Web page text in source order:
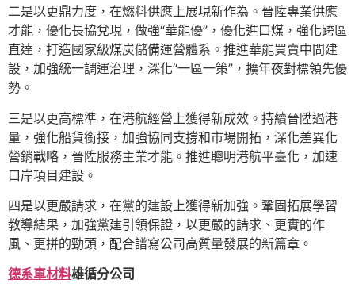
二是以更鼎力度，在燃料供應上展現新作為。晉陞專業供應
才能，優化長協兌現，做強“華能優”，優化進口煤，強化跨區
直達，打造國家級煤炭儲備運營體系。推進華能買賣中間建
設，加強統一調運治理，深化“一區一策”，擴年夜對標領先優
勢。
三是以更高標準，在港航經營上獲得新成效。持續晉陞過港
量，強化船貨銜接，加強協同支撐和市場開拓，深化差異化
營銷戰略，晉陞服務主業才能。推進聰明港航平臺化，加速
口岸項目建設。
四是以更嚴請求，在黨的建設上獲得新加強。鞏固拓展學習
教導結果，加強黨建引領保證，以更嚴的請求、更實的作
風、更拼的勁頭，配合譜寫公司高質量發展的新篇章。
德系車材料雄循分公司